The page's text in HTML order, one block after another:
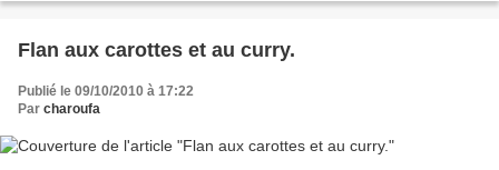
Flan aux carottes et au curry.
Publié le 09/10/2010 à 17:22
Par charoufa